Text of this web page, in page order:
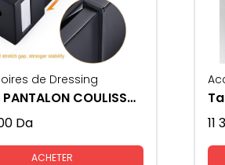
de Dressing
PORTE PANTALON COULISSANT
Da
ACHETER
11